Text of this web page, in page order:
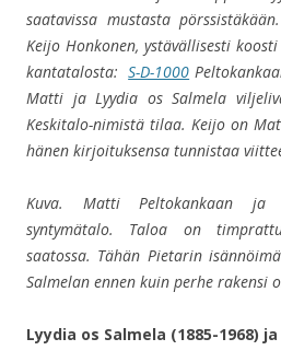
saatavissa mustasta
Keijo Honkonen, ystävällisesti
kantatalosta:S-D-1000
Matti ja Lyydia os Salmela
Keskitalo-nimistä tilaa. Keijo on
hänen kirjoituksensa tunnistaa
Kuva. Matti Peltokankaan ja
syntymätalo. Taloa on
saatossa. Tähän Pietarin
Salmelan ennen kuin perhe rakensi
Lyydia os Salmela (1885-1968)